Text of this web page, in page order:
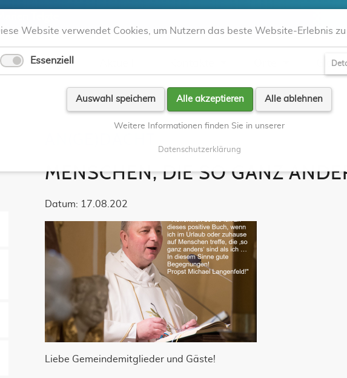
Telgte
MENSCHEN, DIE SO GANZ
Datum: 17.08.202
Liebe Gemeindemitglieder und Gäste!
Website verwendet Cookies, um Nutzern das beste Website-Erlebnis zu
Essenziell
Auswahl speichern Alle akzeptieren Alle ablehnen
Weitere Informationen finden Sie in unserer
Datenschutzerklärung